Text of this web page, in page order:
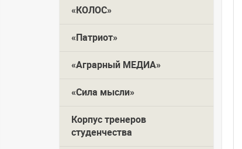
«КОЛОС»
«Патриот»
«Аграрный МЕДИА»
«Сила мысли»
Корпус тренеров
студенчества